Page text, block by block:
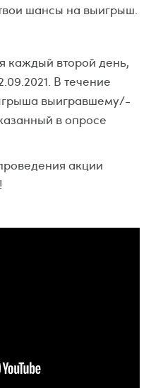
шансы на выигрыш.
каждый второй день,
В течение
выигравшему/-
в опросе
акции
!